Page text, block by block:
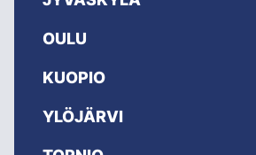
OULU
KUOPIO
YLÖJÄRVI